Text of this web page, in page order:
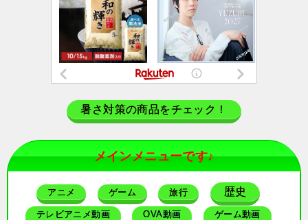
暑さ対策の商品をチェック！
メインメニューです♪
アニメ ゲーム 旅行 歴史
テレビアニメ動画 OVA動画 ゲーム動画